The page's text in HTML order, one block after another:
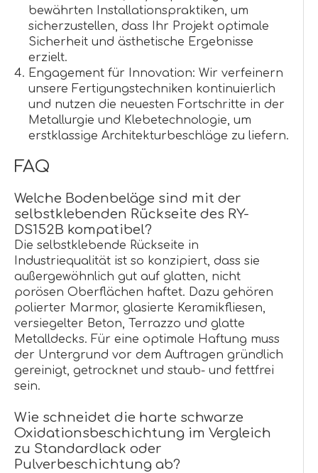
bewährten Installationspraktiken, um
sicherzustellen, dass Ihr Projekt optimale
Sicherheit und ästhetische Ergebnisse
erzielt.
Engagement für Innovation: Wir verfeinern
unsere Fertigungstechniken kontinuierlich
und nutzen die neuesten Fortschritte in der
Metallurgie und Klebetechnologie, um
erstklassige Architekturbeschläge zu liefern.
FAQ
Welche Bodenbeläge sind mit der
selbstklebenden Rückseite des RY-
DS152B kompatibel?
Die selbstklebende Rückseite in
Industriequalität ist so konzipiert, dass sie
außergewöhnlich gut auf glatten, nicht
porösen Oberflächen haftet. Dazu gehören
polierter Marmor, glasierte Keramikfliesen,
versiegelter Beton, Terrazzo und glatte
Metalldecks. Für eine optimale Haftung muss
der Untergrund vor dem Auftragen gründlich
gereinigt, getrocknet und staub- und fettfrei
sein.
Wie schneidet die harte schwarze
Oxidationsbeschichtung im Vergleich
zu Standardlack oder
Pulverbeschichtung ab?